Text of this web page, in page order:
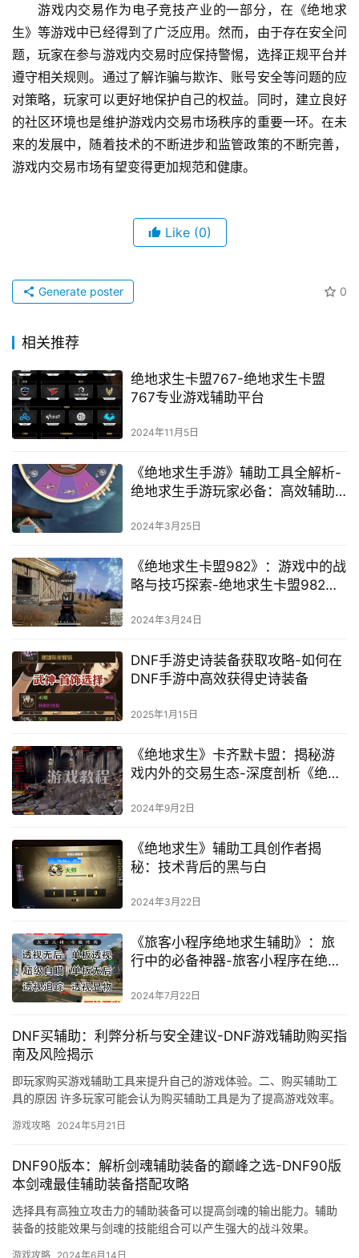
游戏内交易作为电子竞技产业的一部分，在《绝地求
生》等游戏中已经得到了广泛应用。然而，由于存在安全问
题，玩家在参与游戏内交易时应保持警惕，选择正规平台并
遵守相关规则。通过了解诈骗与欺诈、账号安全等问题的应
对策略，玩家可以更好地保护自己的权益。同时，建立良好
的社区环境也是维护游戏内交易市场秩序的重要一环。在未
来的发展中，随着技术的不断进步和监管政策的不断完善，
游戏内交易市场有望变得更加规范和健康。
Like (0)
0
Generate poster
相关推荐
绝地求生卡盟767-绝地求生卡盟
767专业游戏辅助平台
2024年11月5日
《绝地求生手游》辅助工具全解析-
绝地求生手游玩家必备：高效辅助
2024年3月25日
《绝地求生卡盟982》：游戏中的战
略与技巧探索-绝地求生卡盟982游
2024年3月24日
DNF手游史诗装备获取攻略-如何在
DNF手游中高效获得史诗装备
2025年1月15日
《绝地求生》卡齐默卡盟：揭秘游
戏内外的交易生态-深度剖析《绝地
2024年9月2日
《绝地求生》辅助工具创作者揭
秘：技术背后的黑与白
2024年3月22日
《旅客小程序绝地求生辅助》：旅
行中的必备神器-旅客小程序在绝地
2024年7月22日
DNF买辅助：利弊分析与安全建议-DNF游戏辅助购买指
南及风险揭示
即玩家购买游戏辅助工具来提升自己的游戏体验。二、购买辅助工
具的原因 许多玩家可能会认为购买辅助工具是为了提高游戏效率。
游戏攻略 2024年5月21日
DNF90版本：解析剑魂辅助装备的巅峰之选-DNF90版
本剑魂最佳辅助装备搭配攻略
选择具有高独立攻击力的辅助装备可以提高剑魂的输出能力。辅助
装备的技能效果与剑魂的技能组合可以产生强大的战斗效果。
游戏攻略 2024年6月14日